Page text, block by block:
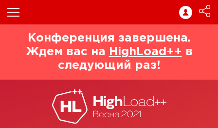
Конференция завершена.
Ждем вас на
HighLoad++ в
следующий раз!